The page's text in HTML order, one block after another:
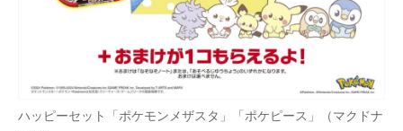
ハッピーセット「ポケモンメザスタ」「ポケピース」（マクドナ